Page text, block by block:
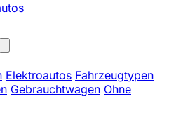
Elektroautos Fahrzeugtypen
Gebrauchtwagen Ohne